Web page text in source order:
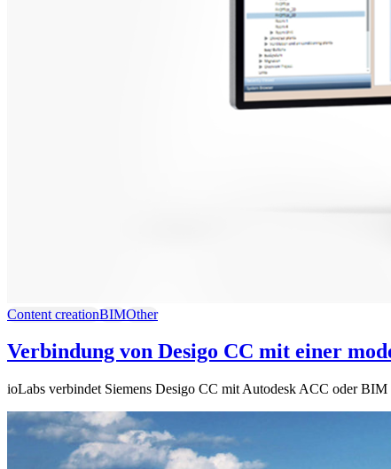
Content creationBIMOther
Verbindung von Desigo CC mit einer
ioLabs verbindet Siemens Desigo CC mit Autodesk ACC oder